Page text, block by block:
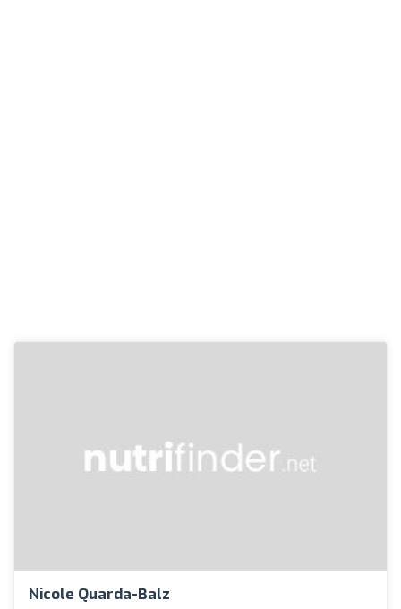
Nicole Quarda-Balz